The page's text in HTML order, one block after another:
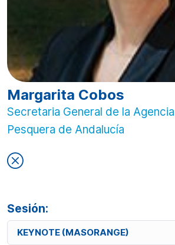
Margarita Cobos
Secretaria General de la
Pesquera de Andalucía
Sesión:
KEYNOTE (MASORANGE)